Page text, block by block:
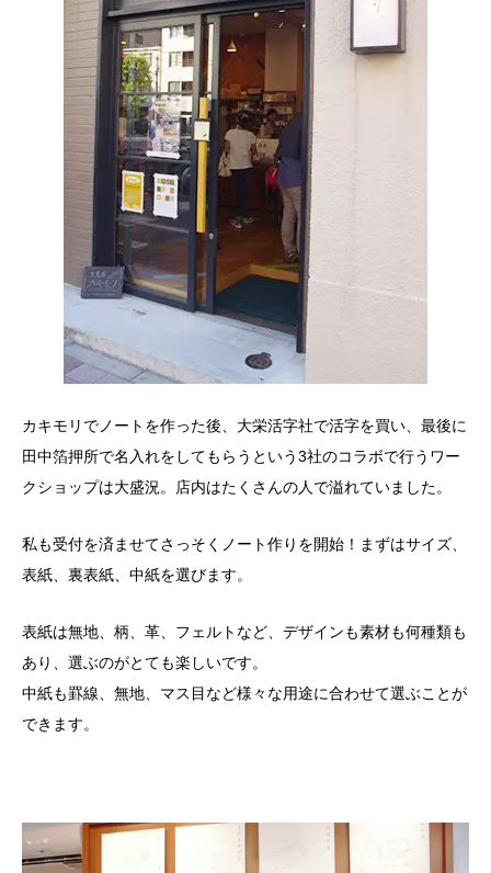
カキモリでノートを作った後、大栄活字社で活字を買い、最後に
田中箔押所で名入れをしてもらうという3社のコラボで行うワー
クショップは大盛況。店内はたくさんの人で溢れていました。
私も受付を済ませてさっそくノート作りを開始！まずはサイズ、
表紙、裏表紙、中紙を選びます。
表紙は無地、柄、革、フェルトなど、デザインも素材も何種類も
あり、選ぶのがとても楽しいです。
中紙も罫線、無地、マス目など様々な用途に合わせて選ぶことが
できます。